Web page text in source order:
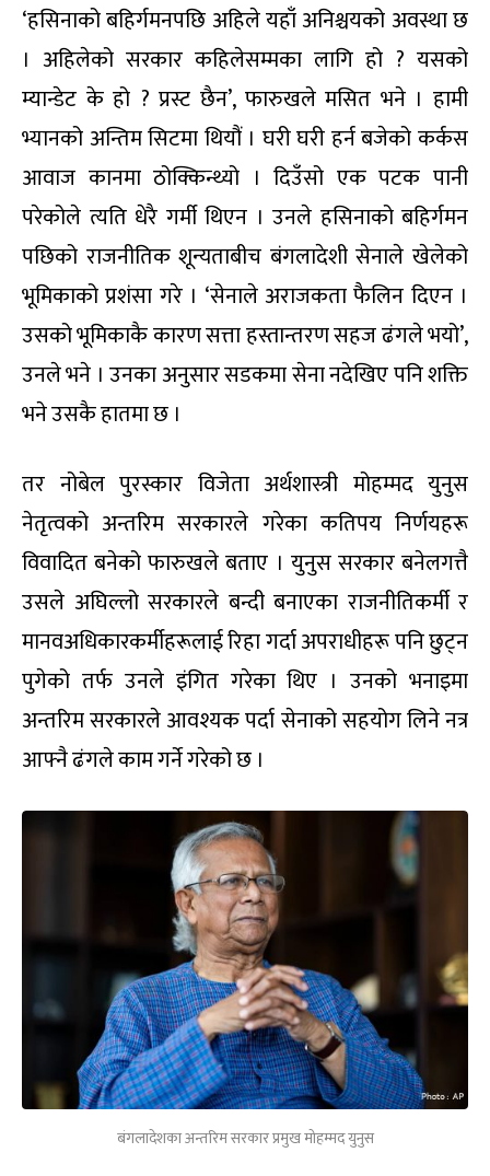
‘हसिनाको बहिर्गमनपछि अहिले यहाँ अनिश्चयको अवस्था छ
। अहिलेको सरकार कहिलेसम्मका लागि हो ? यसको
म्यान्डेट के हो ? प्रस्ट छैन’, फारुखले मसित भने । हामी
भ्यानको अन्तिम सिटमा थियौं । घरी घरी हर्न बजेको कर्कस
आवाज कानमा ठोक्किन्थ्यो । दिउँसो एक पटक पानी
परेकोले त्यति धेरै गर्मी थिएन । उनले हसिनाको बहिर्गमन
पछिको राजनीतिक शून्यताबीच बंगलादेशी सेनाले खेलेको
भूमिकाको प्रशंसा गरे । ‘सेनाले अराजकता फैलिन दिएन ।
उसको भूमिकाकै कारण सत्ता हस्तान्तरण सहज ढंगले भयो’,
उनले भने । उनका अनुसार सडकमा सेना नदेखिए पनि शक्ति
भने उसकै हातमा छ ।
तर नोबेल पुरस्कार विजेता अर्थशास्त्री मोहम्मद युनुस
नेतृत्वको अन्तरिम सरकारले गरेका कतिपय निर्णयहरू
विवादित बनेको फारुखले बताए । युनुस सरकार बनेलगत्तै
उसले अघिल्लो सरकारले बन्दी बनाएका राजनीतिकर्मी र
मानवअधिकारकर्मीहरूलाई रिहा गर्दा अपराधीहरू पनि छुट्न
पुगेको तर्फ उनले इंगित गरेका थिए । उनको भनाइमा
अन्तरिम सरकारले आवश्यक पर्दा सेनाको सहयोग लिने नत्र
आफ्नै ढंगले काम गर्ने गरेको छ ।
बंगलादेशका अन्तरिम सरकार प्रमुख मोहम्मद युनुस